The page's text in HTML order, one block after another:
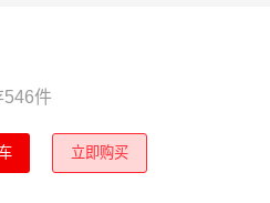
546件
立即购买